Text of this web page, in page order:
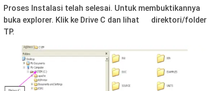
Proses Instalasi telah selesai. Untuk membuktikannya
buka explorer. Klik ke Drive C dan lihat direktori/folder
TP.